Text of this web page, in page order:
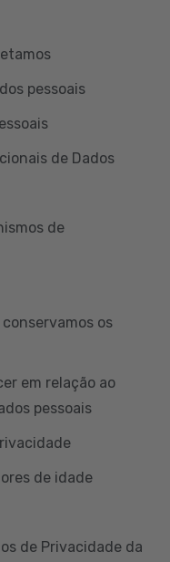
pessoais
de Dados
de
os
em relação ao
pessoais
de idade
de Privacidade da